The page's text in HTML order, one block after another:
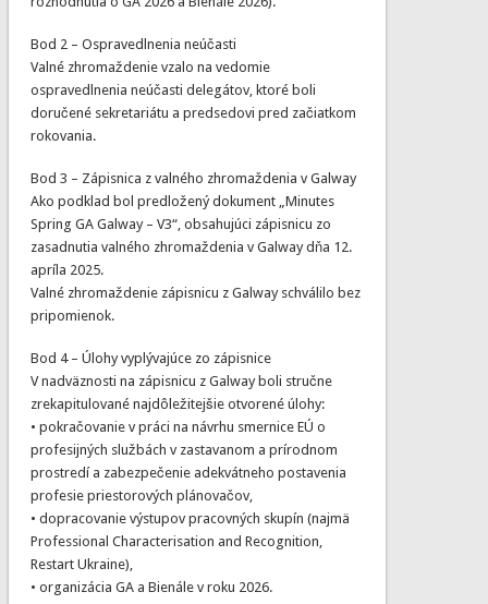
Bod 2 – Ospravedlnenia neúčasti
Valné zhromaždenie vzalo na vedomie
ospravedlnenia neúčasti delegátov, ktoré boli
doručené sekretariátu a predsedovi pred začiatkom
rokovania.
Bod 3 – Zápisnica z valného zhromaždenia v Galway
Ako podklad bol predložený dokument „Minutes
Spring GA Galway – V3“, obsahujúci zápisnicu zo
zasadnutia valného zhromaždenia v Galway dňa 12.
apríla 2025.
Valné zhromaždenie zápisnicu z Galway schválilo bez
pripomienok.
Bod 4 – Úlohy vyplývajúce zo zápisnice
V nadväznosti na zápisnicu z Galway boli stručne
zrekapitulované najdôležitejšie otvorené úlohy:
• pokračovanie v práci na návrhu smernice EÚ o
profesijných službách v zastavanom a prírodnom
prostredí a zabezpečenie adekvátneho postavenia
profesie priestorových plánovačov,
• dopracovanie výstupov pracovných skupín (najmä
Professional Characterisation and Recognition,
Restart Ukraine),
• organizácia GA a Bienále v roku 2026.